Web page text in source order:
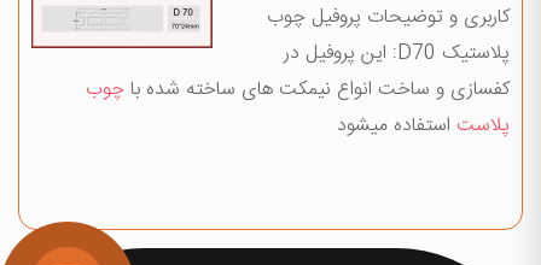
کاربری و توضیحات پروفیل چوب
پلاستیک D70: این پروفیل در
کفسازی و ساخت انواع نیمکت های ساخته شده با چوب
پلاست استفاده میشود